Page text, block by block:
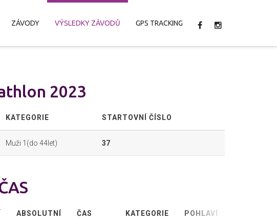
ZÁVODY VÝSLEDKY ZÁVODŮ GPS TRACKING
2023
KATEGORIE STARTOVNÍ ČÍSLO
Muži 1(do 44let) 37
ABSOLUTNÍ
ČAS
KATEGORIE
POHLAVÍ